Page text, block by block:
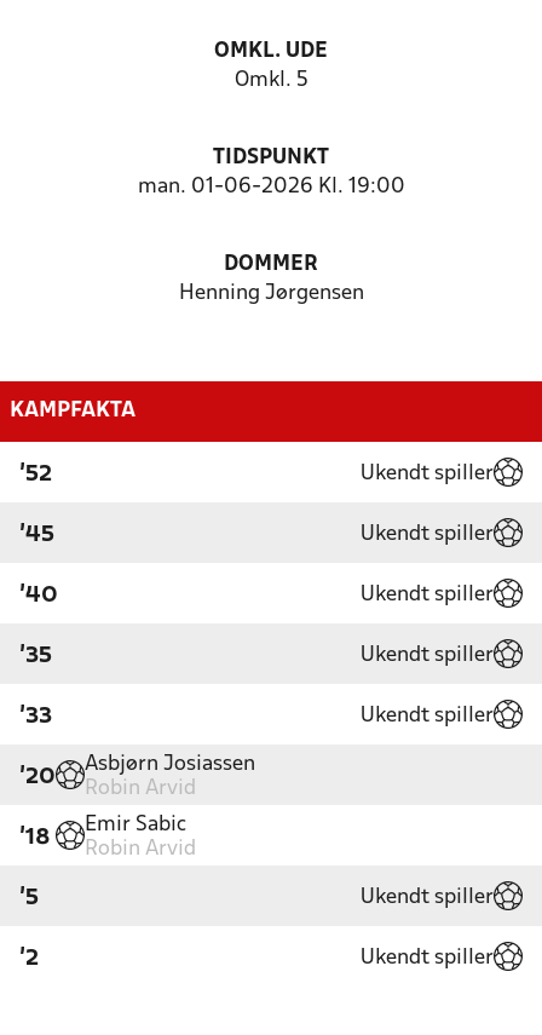
OMKL. UDE
Omkl. 5
TIDSPUNKT
man. 01-06-2026 Kl. 19:00
DOMMER
Henning Jørgensen
KAMPFAKTA
'52 Ukendt spiller
'45 Ukendt spiller
'40 Ukendt spiller
'35 Ukendt spiller
'33 Ukendt spiller
'20
Asbjørn Josiassen
Robin Arvid
'18
Emir Sabic
Robin Arvid
'5 Ukendt spiller
'2 Ukendt spiller